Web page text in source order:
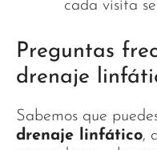
cada visita
Preguntas
drenaje
Sabemos que
drenaje linfático,